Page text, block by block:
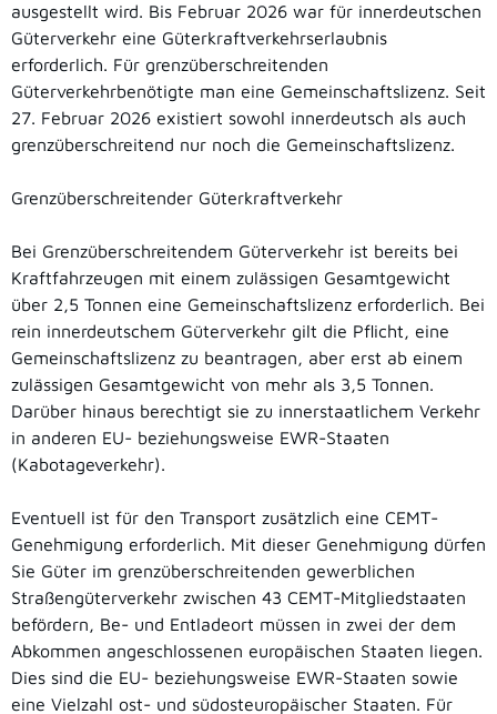
ausgestellt wird. Bis Februar 2026 war für innerdeutschen
Güterverkehr eine Güterkraftverkehrserlaubnis
erforderlich. Für grenzüberschreitenden
Güterverkehrbenötigte man eine Gemeinschaftslizenz. Seit
27. Februar 2026 existiert sowohl innerdeutsch als auch
grenzüberschreitend nur noch die Gemeinschaftslizenz.
Grenzüberschreitender Güterkraftverkehr
Bei Grenzüberschreitendem Güterverkehr ist bereits bei
Kraftfahrzeugen mit einem zulässigen Gesamtgewicht
über 2,5 Tonnen eine Gemeinschaftslizenz erforderlich. Bei
rein innerdeutschem Güterverkehr gilt die Pflicht, eine
Gemeinschaftslizenz zu beantragen, aber erst ab einem
zulässigen Gesamtgewicht von mehr als 3,5 Tonnen.
Darüber hinaus berechtigt sie zu innerstaatlichem Verkehr
in anderen EU- beziehungsweise EWR-Staaten
(Kabotageverkehr).
Eventuell ist für den Transport zusätzlich eine CEMT-
Genehmigung erforderlich. Mit dieser Genehmigung dürfen
Sie Güter im grenzüberschreitenden gewerblichen
Straßengüterverkehr zwischen 43 CEMT-Mitgliedstaaten
befördern, Be- und Entladeort müssen in zwei der dem
Abkommen angeschlossenen europäischen Staaten liegen.
Dies sind die EU- beziehungsweise EWR-Staaten sowie
eine Vielzahl ost- und südosteuropäischer Staaten. Für